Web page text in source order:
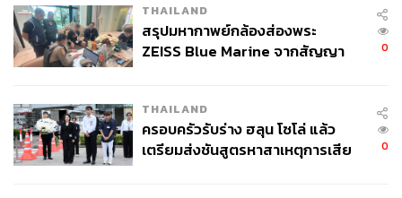
THAILAND
สรุปมหากาพย์กล้องส่องพระ
ZEISS Blue Marine จากสัญญา
จ่ายหนี้-แอบระบุแบรนด์
0
THAILAND
ครอบครัวรับร่าง ฮลุน โซโล่ แล้ว
เตรียมส่งชันสูตรหาสาเหตุการเสีย
0